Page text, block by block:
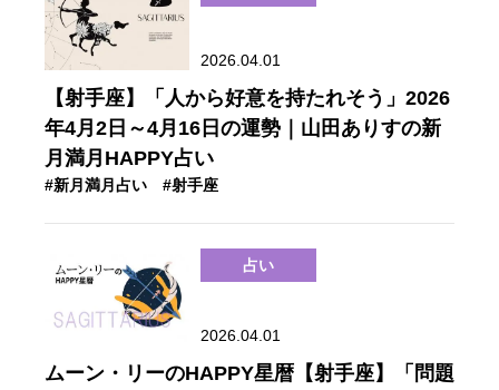
2026.04.01
【射手座】「人から好意を持たれそう」2026
年4月2日～4月16日の運勢｜山田ありすの新
月満月HAPPY占い
#新月満月占い #射手座
占い
2026.04.01
ムーン・リーのHAPPY星暦【射手座】「問題